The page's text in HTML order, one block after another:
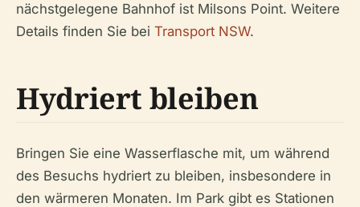
nächstgelegene Bahnhof ist Milsons Point. Weitere
Details finden Sie bei Transport NSW.
Hydriert bleiben
Bringen Sie eine Wasserflasche mit, um während
des Besuchs hydriert zu bleiben, insbesondere in
den wärmeren Monaten. Im Park gibt es Stationen